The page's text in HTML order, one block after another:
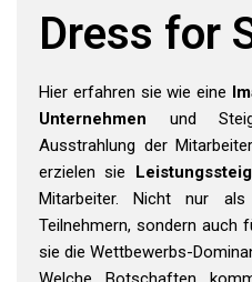
Dress for
Hier erfahren sie wie eine
Unternehmen und
Ausstrahlung der
erzielen sie
Mitarbeiter. Nicht nur als
Teilnehmern, sondern auch
sie die Wettbewerbs-